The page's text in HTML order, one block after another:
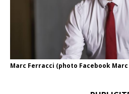
Marc Ferracci (photo Facebook